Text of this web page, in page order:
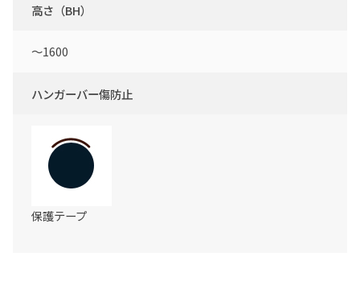
高さ（BH）
～1600
ハンガーバー傷防止
保護テープ